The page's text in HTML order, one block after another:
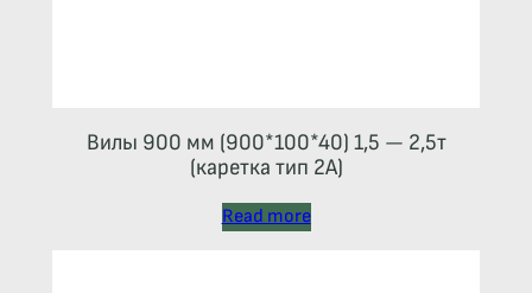
Вилы 900 мм (900*100*40) 1,5 — 2,5т
(каретка тип 2A)
Read more